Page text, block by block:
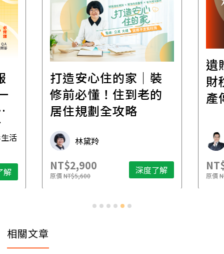
活
解
打造安心住的家｜裝
修前必懂！住到老的
居住規劃全攻略
林黛羚
NT$2,900
原價NT$5,600 深度了解
遺
財
產
原價
相關文章